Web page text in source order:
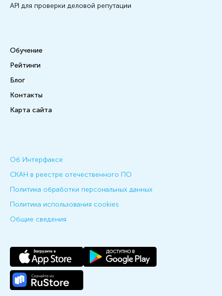
API для проверки деловой репутации
Обучение
Рейтинги
Блог
Контакты
Карта сайта
Об Интерфаксе
СКАН в реестре отечественного ПО
Политика обработки персональных данных
Политика использования cookies
Общие сведения